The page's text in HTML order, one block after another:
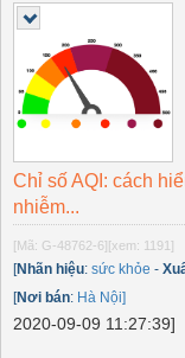
Chỉ số AQI: cách
nhiễm...
[Mã: G-48762-6][xem: 1191]
[Nhãn hiệu: sức khỏe -
[Nơi bán: Hà Nội]
2020-09-09 11:27:39]